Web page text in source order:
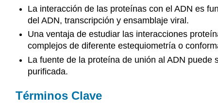
La interacción de las proteínas con el ADN es
del ADN, transcripción y ensamblaje viral.
Una ventaja de estudiar las interacciones
complejos de diferente estequiometría o
La fuente de la proteína de unión al ADN
purificada.
Términos Clave